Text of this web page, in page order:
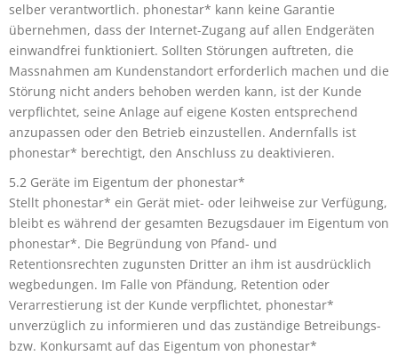
selber verantwortlich. phonestar* kann keine Garantie
übernehmen, dass der Internet-Zugang auf allen Endgeräten
einwandfrei funktioniert. Sollten Störungen auftreten, die
Massnahmen am Kundenstandort erforderlich machen und die
Störung nicht anders behoben werden kann, ist der Kunde
verpflichtet, seine Anlage auf eigene Kosten entsprechend
anzupassen oder den Betrieb einzustellen. Andernfalls ist
phonestar* berechtigt, den Anschluss zu deaktivieren.
5.2 Geräte im Eigentum der phonestar*
Stellt phonestar* ein Gerät miet- oder leihweise zur Verfügung,
bleibt es während der gesamten Bezugsdauer im Eigentum von
phonestar*. Die Begründung von Pfand- und
Retentionsrechten zugunsten Dritter an ihm ist ausdrücklich
wegbedungen. Im Falle von Pfändung, Retention oder
Verarrestierung ist der Kunde verpflichtet, phonestar*
unverzüglich zu informieren und das zuständige Betreibungs-
bzw. Konkursamt auf das Eigentum von phonestar*